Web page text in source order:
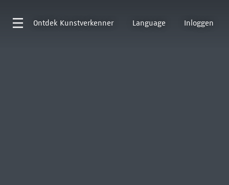
Ontdek Kunstverkenner Language Inloggen